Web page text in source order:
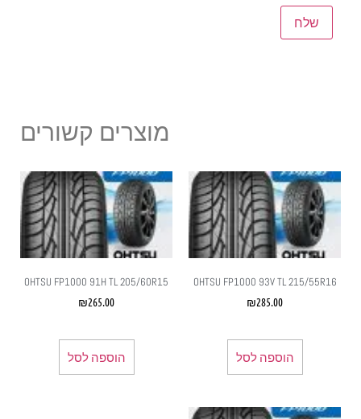
מוצרים קשורים
OHTSU FP1000 93V TL 215/55R16
₪285.00
הוספה לסל
OHTSU FP1000 91H TL 205/60R15
₪265.00
הוספה לסל